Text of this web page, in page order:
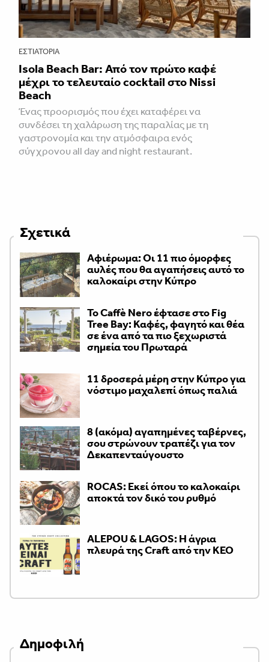
ΕΣΤΙΑΤΌΡΙΑ
Isola Beach Bar: Από τον πρώτο καφέ
μέχρι το τελευταίο cocktail στο Nissi
Beach
Ένας προορισμός που έχει καταφέρει να
συνδέσει τη χαλάρωση της παραλίας με τη
γαστρονομία και την ατμόσφαιρα ενός
σύγχρονου all day and night restaurant.
Σχετικά
Αφιέρωμα: Οι 11 πιο όμορφες
αυλές που θα αγαπήσεις αυτό το
καλοκαίρι στην Κύπρο
Το Caffè Nero έφτασε στο Fig
Tree Bay: Καφές, φαγητό και θέα
σε ένα από τα πιο ξεχωριστά
σημεία του Πρωταρά
11 δροσερά μέρη στην Κύπρο για
νόστιμο μαχαλεπί όπως παλιά
8 (ακόμα) αγαπημένες ταβέρνες,
σου στρώνουν τραπέζι για τον
Δεκαπενταύγουστο
ROCAS: Εκεί όπου το καλοκαίρι
αποκτά τον δικό του ρυθμό
ALEPOU & LAGOS: Η άγρια
πλευρά της Craft από την ΚΕΟ
Δημοφιλή